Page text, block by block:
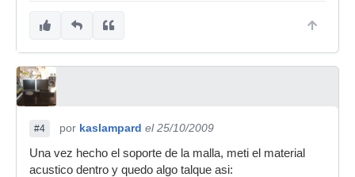
#4 por kaslampard el 25/10/2009
Una vez hecho el soporte de la malla, meti el material
acustico dentro y quedo algo talque asi: